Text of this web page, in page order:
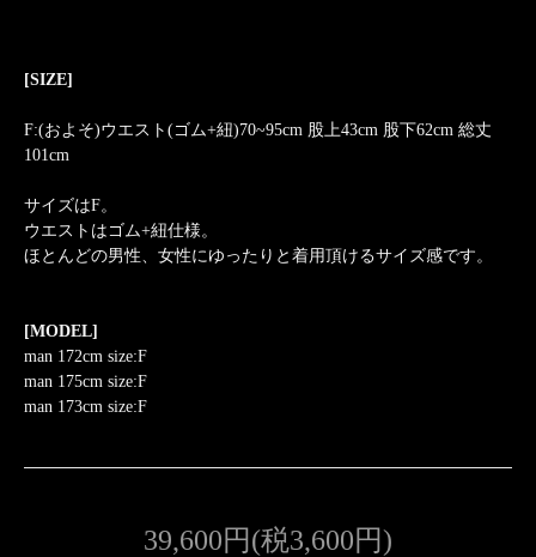
[SIZE]
F:(およそ)ウエスト(ゴム+紐)70~95cm 股上43cm 股下62cm 総丈
101cm
サイズはF。
ウエストはゴム+紐仕様。
ほとんどの男性、女性にゆったりと着用頂けるサイズ感です。
[MODEL]
man 172cm size:F
man 175cm size:F
man 173cm size:F
39,600円(税3,600円)